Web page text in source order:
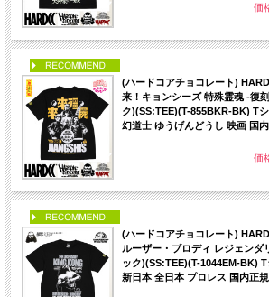
価
(ハードコアチョコレート)
来！キョンシーズ 特殊霊魂 -復
ク)(SS:TEE)(T-855BKR-BK) T
幻道士 ゆうげんどうし 映画 国
価
(ハードコアチョコレート)
ルーザー・ブロディ レジェンダ
ック)(SS:TEE)(T-1044EM-BK)
新日本 全日本 プロレス 国内正